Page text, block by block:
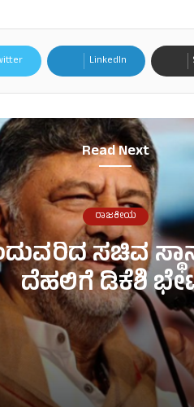
LinkedIn
Read Next
ರಾಜಕೀಯ
ಸಚಿವ
ದೆಹಲಿಗೆ ಡಿಕೆಶಿ
ಬಂಡಾಯ – ಇಂದು ದೆಹಲಿಗೆ